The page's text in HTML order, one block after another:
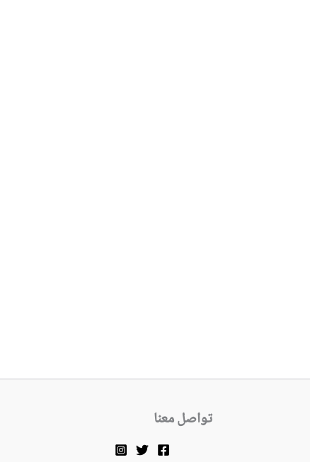
تواصل معنا